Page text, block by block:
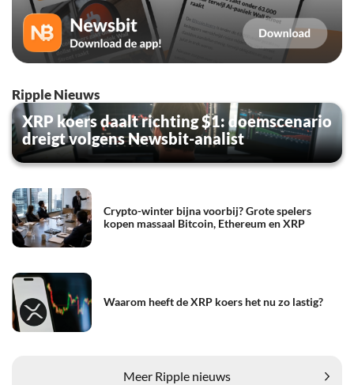
Ripple Nieuws
XRP koers daalt richting $1: doemscenario
dreigt volgens Newsbit-analist
Crypto-winter bijna voorbij? Grote spelers
kopen massaal Bitcoin, Ethereum en XRP
Waarom heeft de XRP koers het nu zo lastig?
Meer Ripple nieuws